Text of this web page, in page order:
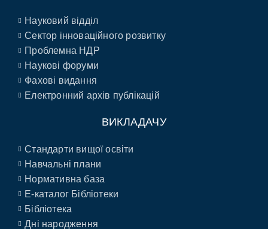
Науковий відділ
Сектор інноваційного розвитку
Проблемна НДР
Наукові форуми
Фахові видання
Електронний архів публікацій
ВИКЛАДАЧУ
Стандарти вищої освіти
Навчальні плани
Нормативна база
E-каталог Бібліотеки
Бібліотека
Дні народження